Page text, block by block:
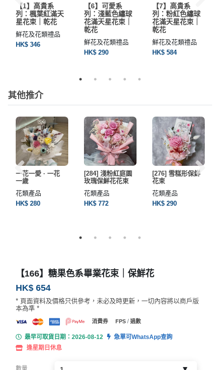
【1】高貴系
列：楓葉紅滿天
星花束｜乾花
鮮花及花類禮品
HK$ 346
【6】可愛系
列：淺藍色繡球
花滿天星花束｜
乾花
鮮花及花類禮品
HK$ 290
【7】高貴系
列：粉紅色繡球
花滿天星花束｜
乾花
鮮花及花類禮品
HK$ 584
其他推介
一花一愛 · 一花
一歲
花類產品
HK$ 280
[284] 淺粉紅庭園
玫瑰保鮮花花束
花類產品
HK$ 772
[276] 雪糕形保鮮
花束
花類產品
HK$ 290
【166】糖果色系畢業花束｜保鮮花
HK$ 654
* 頁面資料及價格只供參考，未必及時更新，一切內容將以商戶版
本為準 *
消費券 FPS / 過數
最早可取貨日期：2026-08-12
急單可WhatsApp查詢
逢星期日休息
數量